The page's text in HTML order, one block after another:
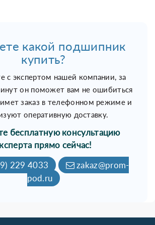
какой подшипник
купить?
с экспертом нашей компании, за
он поможет вам не ошибиться
заказ в телефонном режиме и
оперативную доставку.
бесплатную консультацию
прямо сейчас!
229 4033
zakaz@prom-
pod.ru